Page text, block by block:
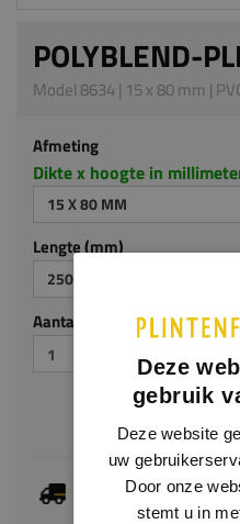
POLYBLEND-
Model 8634 | 15 x 80 mm |
Afmeting
Dikte x hoogte in
15 X 80 MM
Lengte (mm)
2500
Aantal stuks
Dit artikel is
bedraagt 1-3
Deze
gebruik
Deze website
uw
Door onze
stemt u in